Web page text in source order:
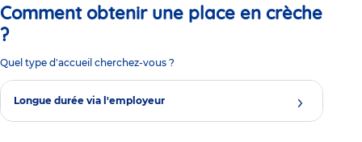
Comment obtenir une place en crèche
?
Quel type d'accueil cherchez-vous ?
Longue durée via l'employeur